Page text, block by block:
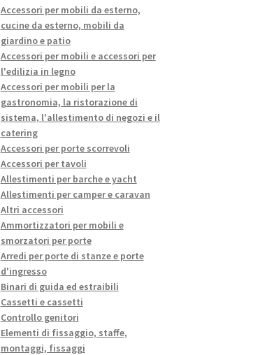
Accessori per mobili da esterno,
cucine da esterno, mobili da
giardino e patio
Accessori per mobili e accessori per
l'edilizia in legno
Accessori per mobili per la
gastronomia, la ristorazione di
sistema, l'allestimento di negozi e il
catering
Accessori per porte scorrevoli
Accessori per tavoli
Allestimenti per barche e yacht
Allestimenti per camper e caravan
Altri accessori
Ammortizzatori per mobili e
smorzatori per porte
Arredi per porte di stanze e porte
d'ingresso
Binari di guida ed estraibili
Cassetti e cassetti
Controllo genitori
Elementi di fissaggio, staffe,
montaggi, fissaggi